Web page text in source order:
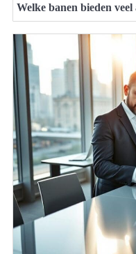
Welke banen bieden veel